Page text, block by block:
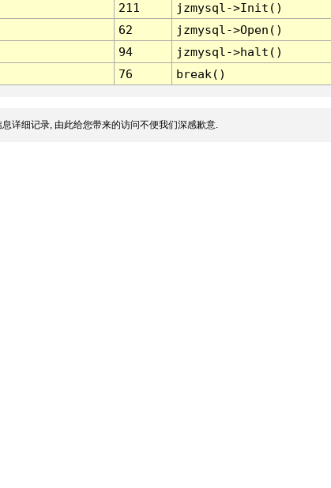
211
jzmysql->Init()
62
jzmysql->Open()
94
jzmysql->halt()
76 break()
详细记录, 由此给您带来的访问不便我们深感歉意.